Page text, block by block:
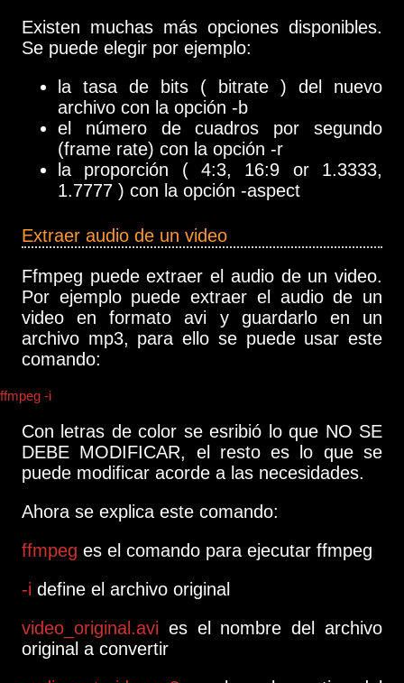
Existen muchas más opciones disponibles.
Se puede elegir por ejemplo:
la tasa de bits ( bitrate ) del nuevo
archivo con la opción -b
el número de cuadros por segundo
(frame rate) con la opción -r
la proporción ( 4:3, 16:9 or 1.3333,
1.7777 ) con la opción -aspect
Extraer audio de un video
Ffmpeg puede extraer el audio de un video.
Por ejemplo puede extraer el audio de un
video en formato avi y guardarlo en un
archivo mp3, para ello se puede usar este
comando:
ffmpeg -i
Con letras de color se esribió lo que NO SE
DEBE MODIFICAR, el resto es lo que se
puede modificar acorde a las necesidades.
Ahora se explica este comando:
ffmpeg es el comando para ejecutar ffmpeg
-i define el archivo original
video_original.avi es el nombre del archivo
original a convertir